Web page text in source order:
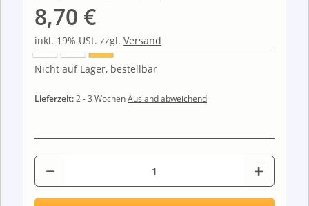
8,70 €
inkl. 19% USt. zzgl. Versand
Nicht auf Lager, bestellbar
Lieferzeit:2 - 3 WochenAusland abweichend